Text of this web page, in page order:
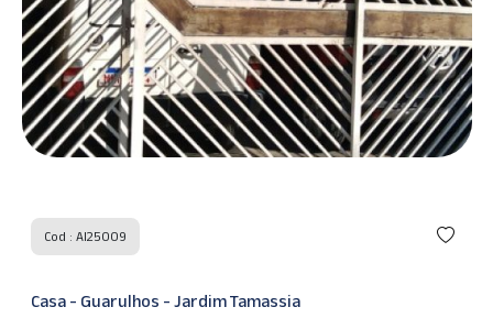
Cod : AI25009
Casa - Guarulhos - Jardim Tamassia